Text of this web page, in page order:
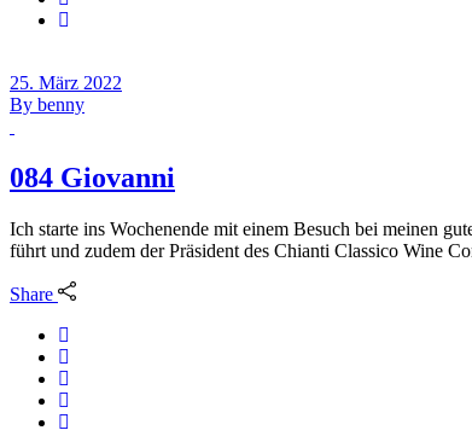
25. März 2022
By benny
084 Giovanni
Ich starte ins Wochenende mit einem Besuch bei meinen
führt und zudem der Präsident des Chianti Classico Wine
Share